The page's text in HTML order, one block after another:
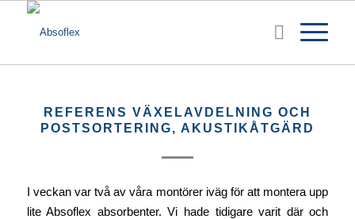
REFERENS VÄXELAVDELNING OCH
POSTSORTERING, AKUSTIKÅTGÄRD
I veckan var två av våra montörer iväg för att montera upp
lite Absoflex absorbenter. Vi hade tidigare varit där och